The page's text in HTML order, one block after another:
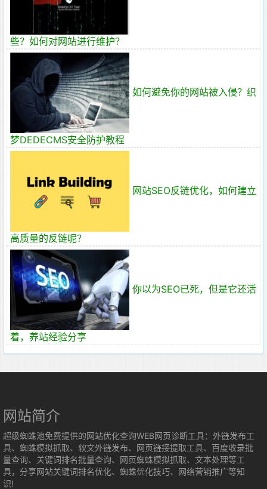
些？如何对网站进行维护？
如何避免你的网站被入侵？织
梦DEDECMS安全防护教程
网站SEO反链优化，如何建立
高质量的反链呢？
你以为SEO已死，但是它还活
着，养站经验分享
网站简介
超级蜘蛛池免费提供的网站优化查询WEB网页诊断工具：外链发布工
具、蜘蛛模拟抓取、软文外链发布、网页链接提取工具、百度收录批
量查询、关键词排名批量查询、网页蜘蛛模拟抓取、文本处理等工
具，分享网站关键词排名优化、蜘蛛优化技巧、网络营销推广等知
识!